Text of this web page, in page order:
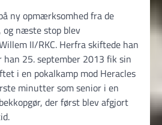
ny opmærksomhed fra de
næste stop blev
II/RKC. Herfra skiftede han
25. september 2013 fik sin
i en pokalkamp mod Heracles
minutter som senior i en
der først blev afgjort